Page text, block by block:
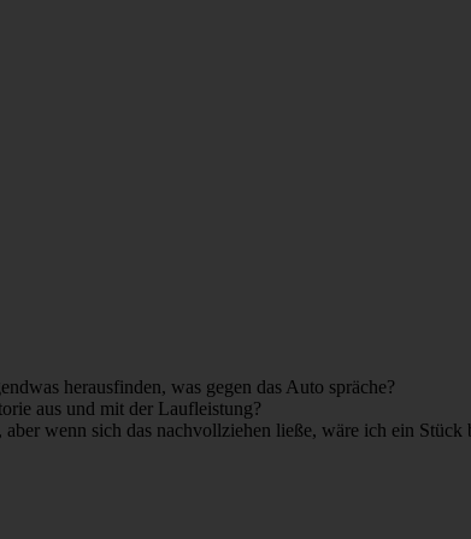
herausfinden, was gegen das Auto spräche?
aus und mit der Laufleistung?
wenn sich das nachvollziehen ließe, wäre ich ein Stück